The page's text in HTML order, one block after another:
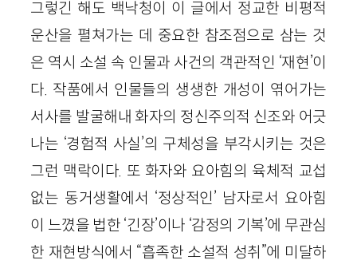
그렇긴 해도 백낙청이 이 글에서 정교한 비평적
운산을 펼쳐가는 데 중요한 참조점으로 삼는 것
은 역시 소설 속 인물과 사건의 객관적인 ‘재현’이
다. 작품에서 인물들의 생생한 개성이 엮어가는
서사를 발굴해내 화자의 정신주의적 신조와 어긋
나는 ‘경험적 사실’의 구체성을 부각시키는 것은
그런 맥락이다. 또 화자와 요아힘의 육체적 교섭
없는 동거생활에서 ‘정상적인’ 남자로서 요아힘
이 느꼈을 법한 ‘긴장’이나 ‘감정의 기복’에 무관심
한 재현방식에서 “흡족한 소설적 성취”에 미달하